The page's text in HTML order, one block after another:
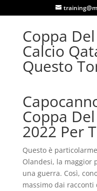
Coppa
Calcio
Questo
Coppa
2022 Per
Questo è
Olandesi, la maggior
una guerra. Così,
massimo dai